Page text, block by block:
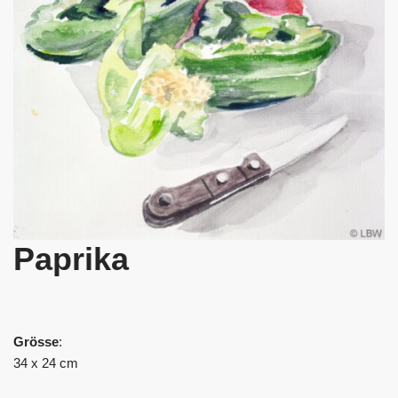
Paprika
Grösse:
34 x 24 cm